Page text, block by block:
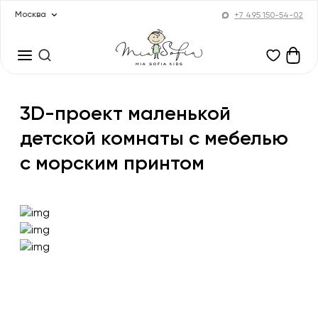
Москва +7 495 150-54-02
3D-проект маленькой
детской комнаты с мебелью
с морским принтом